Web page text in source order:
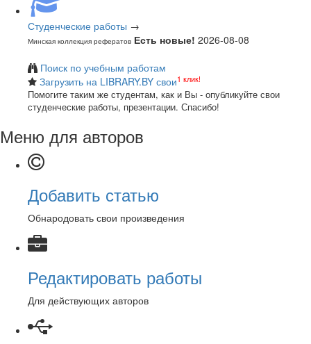
Студенческие работы →
Минская коллекция рефератов Есть новые! 2026-08-08
Поиск по учебным работам
Загрузить на LIBRARY.BY свои1 клик!
Помогите таким же студентам, как и Вы - опубликуйте свои
студенческие работы, презентации. Спасибо!
Меню для авторов
Добавить статью
Обнародовать свои произведения
Редактировать работы
Для действующих авторов